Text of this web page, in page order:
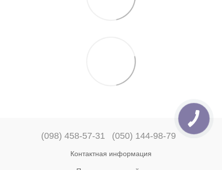
(098) 458-57-31 (050) 144-98-79
Контактная информация